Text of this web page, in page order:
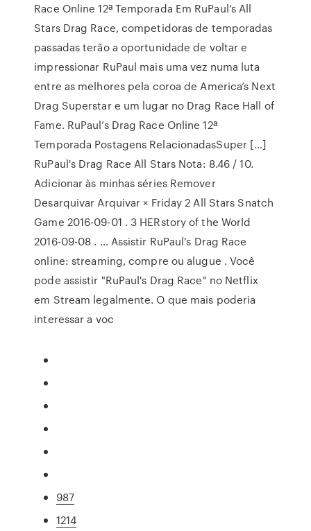
Race Online 12ª Temporada Em RuPaul’s All
Stars Drag Race, competidoras de temporadas
passadas terão a oportunidade de voltar e
impressionar RuPaul mais uma vez numa luta
entre as melhores pela coroa de America’s Next
Drag Superstar e um lugar no Drag Race Hall of
Fame. RuPaul’s Drag Race Online 12ª
Temporada Postagens RelacionadasSuper […]
RuPaul's Drag Race All Stars Nota: 8.46 / 10.
Adicionar às minhas séries Remover
Desarquivar Arquivar × Friday 2 All Stars Snatch
Game 2016-09-01 . 3 HERstory of the World
2016-09-08 . … Assistir RuPaul's Drag Race
online: streaming, compre ou alugue . Você
pode assistir "RuPaul's Drag Race" no Netflix
em Stream legalmente. O que mais poderia
interessar a voc
987
1214